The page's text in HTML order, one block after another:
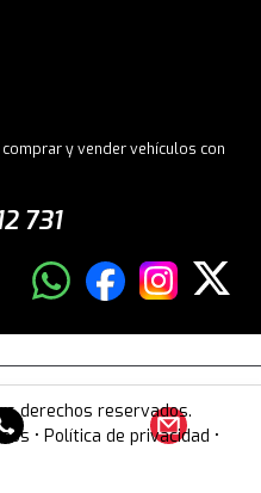
y vender vehículos con
731
derechos reservados.
•Política de privacidad •